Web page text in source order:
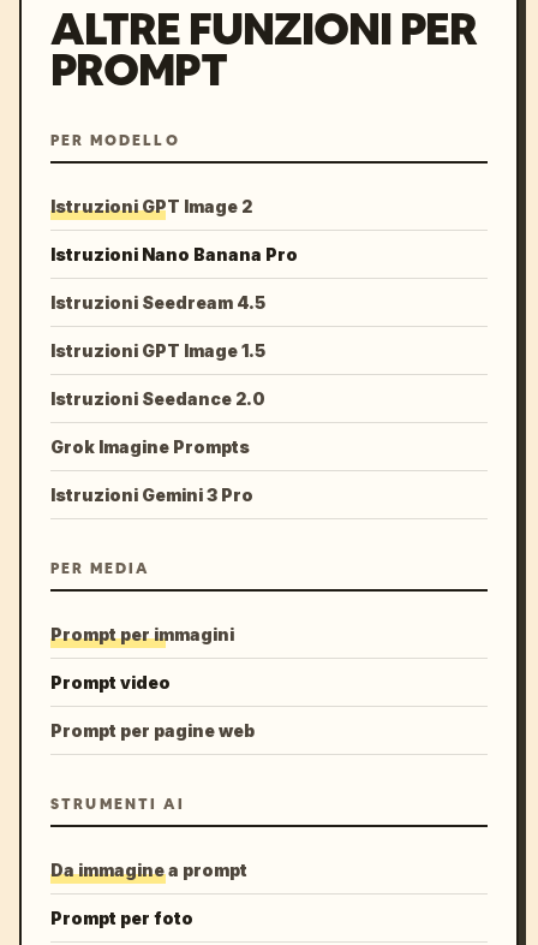
ALTRE FUNZIONI PER
PROMPT
PER MODELLO
Istruzioni GPT Image 2
Istruzioni Nano Banana Pro
Istruzioni Seedream 4.5
Istruzioni GPT Image 1.5
Istruzioni Seedance 2.0
Grok Imagine Prompts
Istruzioni Gemini 3 Pro
PER MEDIA
Prompt per immagini
Prompt video
Prompt per pagine web
STRUMENTI AI
Da immagine a prompt
Prompt per foto